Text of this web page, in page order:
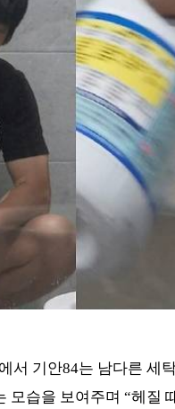
서 기안84는 남다른 세
모습을 보여주며 “헤질